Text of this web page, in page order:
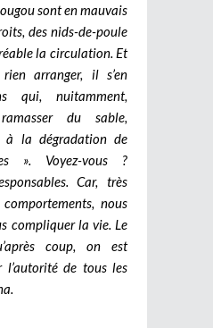
sont en mauvais
des nids-de-poule
la circulation. Et
arranger, il s’en
qui, nuitamment,
du sable,
à la dégradation de
». Voyez-vous ?
Car, très
nous
compliquer la vie. Le
coup, on est
l’autorité de tous les